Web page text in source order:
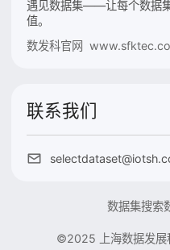
遇见数据集——让每个数据
值。
数发科官网
联系我们
数据集搜索
©2025 上海数据发展